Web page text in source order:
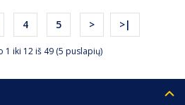
4 5 > >|
1 iki 12 iš 49 (5 puslapių)